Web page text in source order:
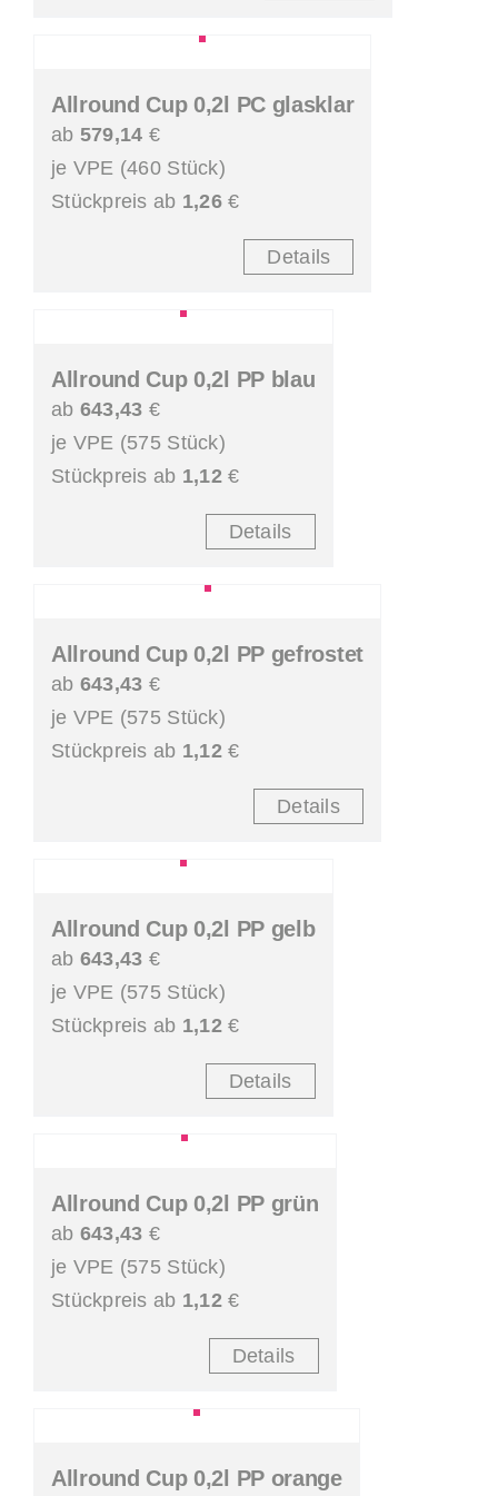
Allround Cup 0,2l PC glasklar
ab 579,14 €
je VPE (460 Stück)
Stückpreis ab 1,26€
Details
Allround Cup 0,2l PP blau
ab 643,43 €
je VPE (575 Stück)
Stückpreis ab 1,12€
Details
Allround Cup 0,2l PP gefrostet
ab 643,43 €
je VPE (575 Stück)
Stückpreis ab 1,12€
Details
Allround Cup 0,2l PP gelb
ab 643,43 €
je VPE (575 Stück)
Stückpreis ab 1,12€
Details
Allround Cup 0,2l PP grün
ab 643,43 €
je VPE (575 Stück)
Stückpreis ab 1,12€
Details
Allround Cup 0,2l PP orange